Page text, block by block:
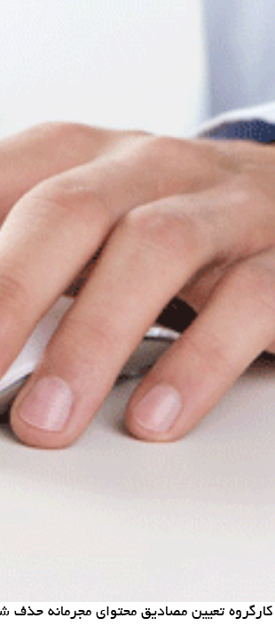
كارگروه تعیین مصادیق محتوای مجرمانه